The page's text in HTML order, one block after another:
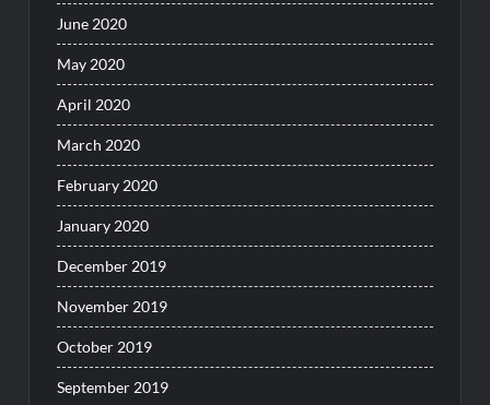
June 2020
May 2020
April 2020
March 2020
February 2020
January 2020
December 2019
November 2019
October 2019
September 2019